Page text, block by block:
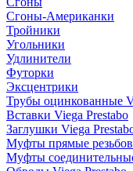
Сгоны-Американки
Тройники
Угольники
Удлинители
Футорки
Эксцентрики
Трубы оцинкованные
Вставки Viega Prestabo
Заглушки Viega
Муфты прямые
Муфты